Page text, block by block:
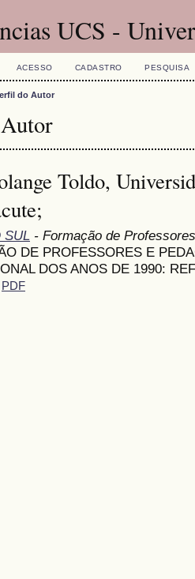
UCS -
ACESSO CADASTRO PESQUISA
do Autor
Toldo,
SUL - Formação de Professores
DE PROFESSORES E
DOS ANOS DE 1990:
PDF